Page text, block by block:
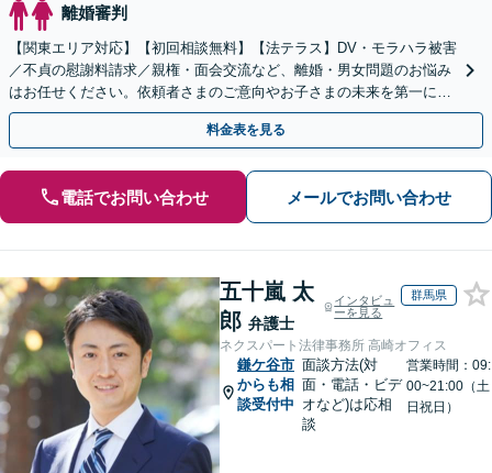
離婚審判
【関東エリア対応】【初回相談無料】【法テラス】DV・モラハラ被害
／不貞の慰謝料請求／親権・面会交流など、離婚・男女問題のお悩み
はお任せください。依頼者さまのご意向やお子さまの未来を第一に、
最善の解決へ向けてサポートいたします【子連れ相談】
料金表を見る
電話でお問い合わせ メールでお問い合わせ
五十嵐 太
郎 弁護士
インタビュ
ーを見る
群馬県
ネクスパート法律事務所 高崎オフィス
鎌ケ谷市
からも相
談受付中
面談方法(対
面・電話・ビデ
オなど)は応相
談
営業時間：09:
00~21:00（土
日祝日）